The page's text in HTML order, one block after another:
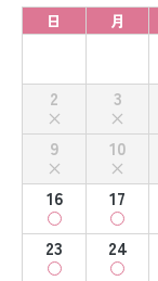
日
月
2
3
9
10
16
17
23
24